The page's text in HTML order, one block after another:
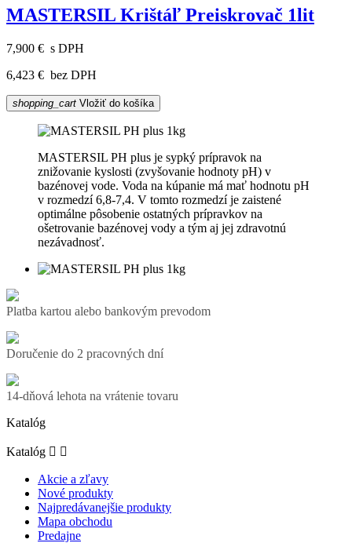
MASTERSIL Krištáľ Preiskrovač 1lit
7,900 € s DPH
6,423 € bez DPH
shopping_cart Vložiť do košíka
MASTERSIL PH plus je sypký prípravok na
znižovanie kyslosti (zvyšovanie hodnoty pH) v
bazénovej vode. Voda na kúpanie má mať hodnotu pH
v rozmedzí 6,8-7,4. V tomto rozmedzí je zaistené
optimálne pôsobenie ostatných prípravkov na
ošetrovanie bazénovej vody a tým aj jej zdravotnú
nezávadnosť.
Platba kartou alebo bankovým prevodom
Doručenie do 2 pracovných dní
14-dňová lehota na vrátenie tovaru
Katalóg
Katalóg  
Akcie a zľavy
Nové produkty
Najpredávanejšie produkty
Mapa obchodu
Predajne